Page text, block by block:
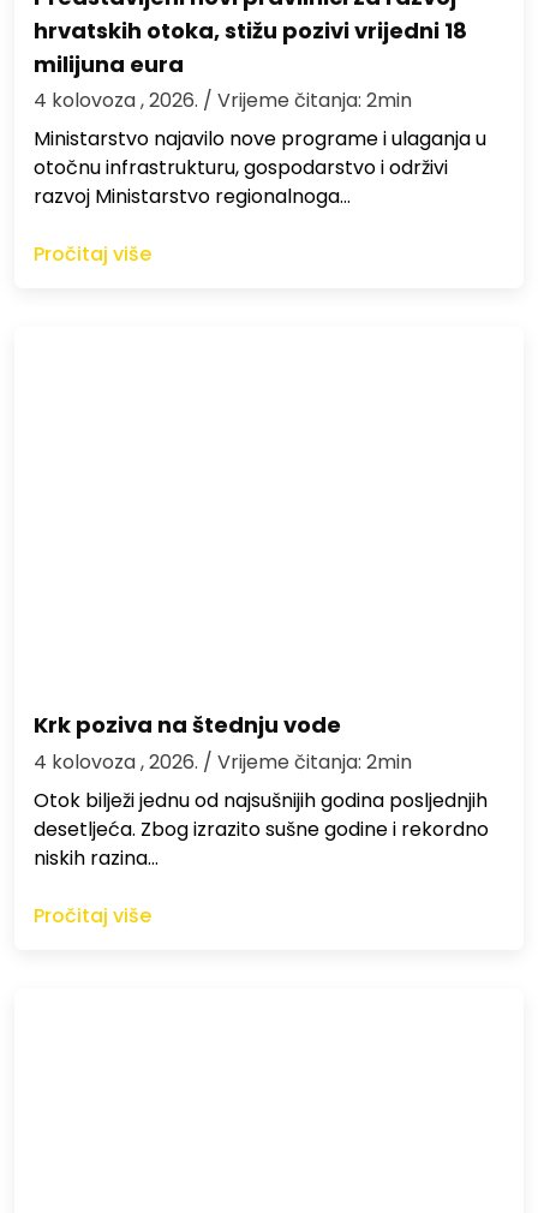
hrvatskih otoka, stižu pozivi vrijedni 18
milijuna eura
4 kolovoza , 2026. / Vrijeme čitanja: 2min
Ministarstvo najavilo nove programe i ulaganja u
otočnu infrastrukturu, gospodarstvo i održivi
razvoj Ministarstvo regionalnoga…
Pročitaj više
Krk poziva na štednju vode
4 kolovoza , 2026. / Vrijeme čitanja: 2min
Otok bilježi jednu od najsušnijih godina posljednjih
desetljeća. Zbog izrazito sušne godine i rekordno
niskih razina…
Pročitaj više